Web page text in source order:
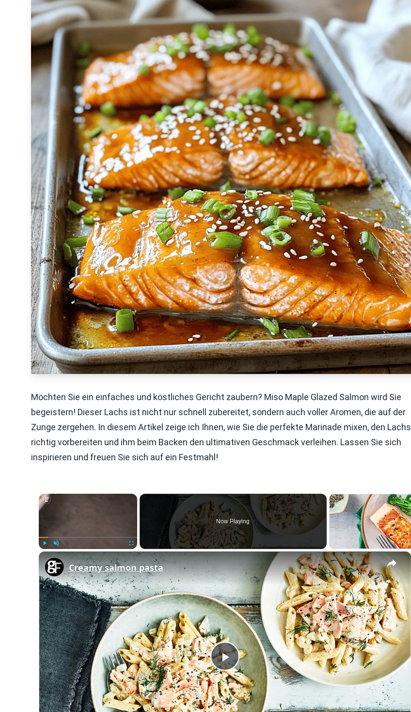
Möchten Sie ein einfaches und köstliches Gericht zaubern? Miso Maple Glazed Salmon wird Sie
begeistern! Dieser Lachs ist nicht nur schnell zubereitet, sondern auch voller Aromen, die auf der
Zunge zergehen. In diesem Artikel zeige ich Ihnen, wie Sie die perfekte Marinade mixen, den Lachs
richtig vorbereiten und ihm beim Backen den ultimativen Geschmack verleihen. Lassen Sie sich
inspirieren und freuen Sie sich auf ein Festmahl!
×
Unmute Fullscreen
Now Playing
×
Play
Video
Creamy salmon pasta